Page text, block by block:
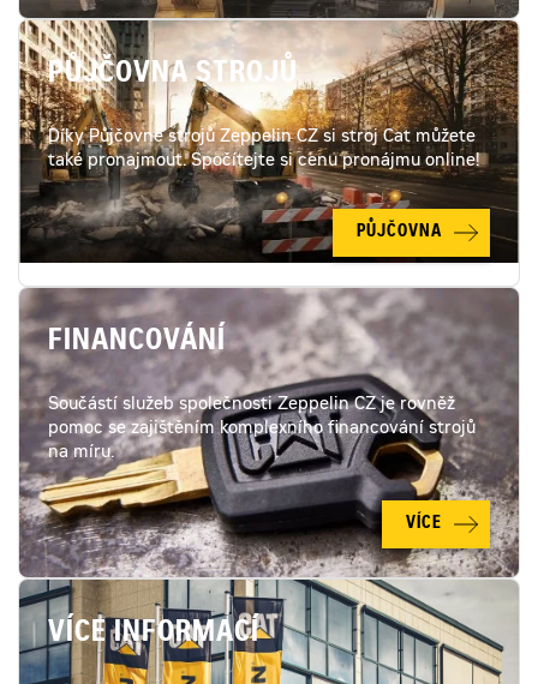
PŮJČOVNA STROJŮ
Díky Půjčovně strojů Zeppelin CZ si stroj Cat můžete
také pronajmout. Spočítejte si cenu pronájmu online!
PŮJČOVNA
FINANCOVÁNÍ
Součástí služeb společnosti Zeppelin CZ je rovněž
pomoc se zajištěním komplexního financování strojů
na míru.
VÍCE
VÍCE INFORMACÍ